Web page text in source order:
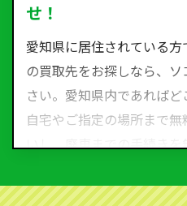
せ！
愛知県に居住されている
の買取先をお探しなら、
さい。愛知県内であれば
自宅やご指定の場所まで
いし、廃車までの手続き
など動かない車、水害車